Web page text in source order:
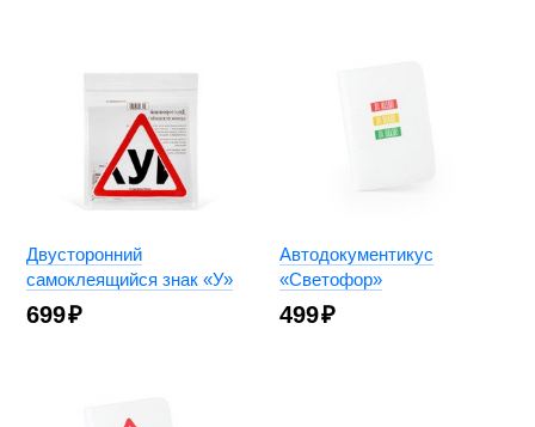
Двусторонний
самоклеящийся знак «У»
699₽
Автодокументикус
«Светофор»
499₽